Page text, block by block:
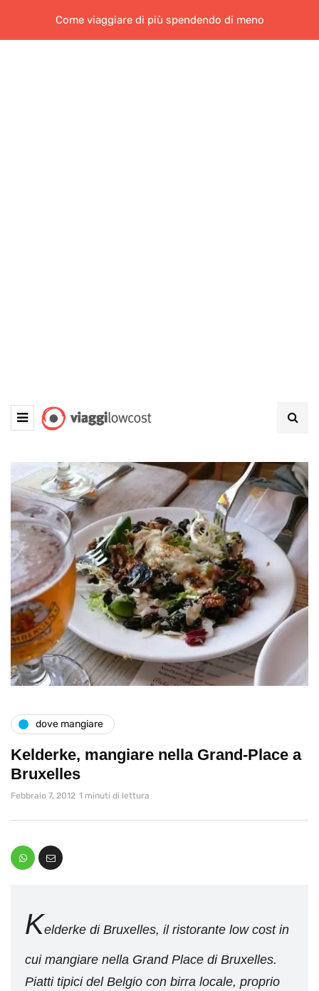
Come viaggiare di più spendendo di meno
dove mangiare
Kelderke, mangiare nella Grand-Place a
Bruxelles
Febbraio 7, 2012 1 minuti di lettura
Kelderke di Bruxelles, il ristorante low cost in
cui mangiare nella Grand Place di Bruxelles.
Piatti tipici del Belgio con birra locale, proprio